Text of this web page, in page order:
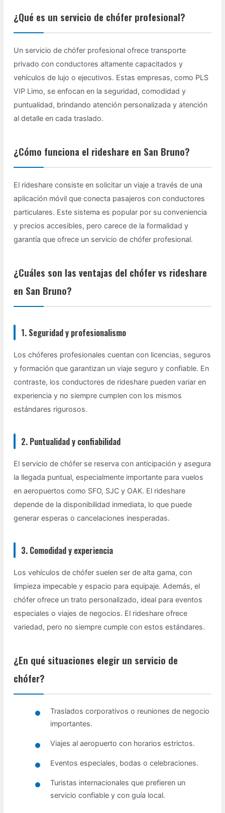
¿Qué es un servicio de chófer profesional?
Un servicio de chófer profesional ofrece transporte
privado con conductores altamente capacitados y
vehículos de lujo o ejecutivos. Estas empresas, como PLS
VIP Limo, se enfocan en la seguridad, comodidad y
puntualidad, brindando atención personalizada y atención
al detalle en cada traslado.
¿Cómo funciona el rideshare en San Bruno?
El rideshare consiste en solicitar un viaje a través de una
aplicación móvil que conecta pasajeros con conductores
particulares. Este sistema es popular por su conveniencia
y precios accesibles, pero carece de la formalidad y
garantía que ofrece un servicio de chófer profesional.
¿Cuáles son las ventajas del chófer vs rideshare
en San Bruno?
1. Seguridad y profesionalismo
Los chóferes profesionales cuentan con licencias, seguros
y formación que garantizan un viaje seguro y confiable. En
contraste, los conductores de rideshare pueden variar en
experiencia y no siempre cumplen con los mismos
estándares rigurosos.
2. Puntualidad y confiabilidad
El servicio de chófer se reserva con anticipación y asegura
la llegada puntual, especialmente importante para vuelos
en aeropuertos como SFO, SJC y OAK. El rideshare
depende de la disponibilidad inmediata, lo que puede
generar esperas o cancelaciones inesperadas.
3. Comodidad y experiencia
Los vehículos de chófer suelen ser de alta gama, con
limpieza impecable y espacio para equipaje. Además, el
chófer ofrece un trato personalizado, ideal para eventos
especiales o viajes de negocios. El rideshare ofrece
variedad, pero no siempre cumple con estos estándares.
¿En qué situaciones elegir un servicio de
chófer?
Traslados corporativos o reuniones de negocio
importantes.
Viajes al aeropuerto con horarios estrictos.
Eventos especiales, bodas o celebraciones.
Turistas internacionales que prefieren un
servicio confiable y con guía local.